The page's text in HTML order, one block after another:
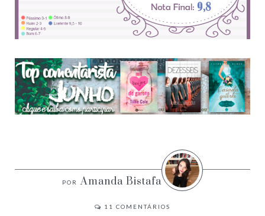
Amanda Bistafa
11 COMENTÁRIOS